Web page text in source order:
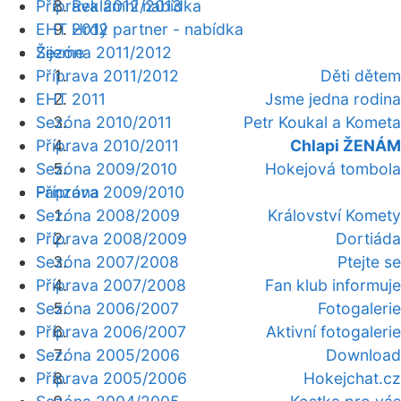
Reklamní nabídka
Hrdý partner - nabídka
Žijeme
Děti dětem
Jsme jedna rodina
Petr Koukal a Kometa
Chlapi ŽENÁM
Hokejová tombola
Fanzóna
Království Komety
Dortiáda
Ptejte se
Fan klub informuje
Fotogalerie
Aktivní fotogalerie
Download
Hokejchat.cz
Příprava 2012/2013
EHT 2012
Sezóna 2011/2012
Příprava 2011/2012
EHT 2011
Sezóna 2010/2011
Příprava 2010/2011
Sezóna 2009/2010
Příprava 2009/2010
Sezóna 2008/2009
Příprava 2008/2009
Sezóna 2007/2008
Příprava 2007/2008
Sezóna 2006/2007
Příprava 2006/2007
Sezóna 2005/2006
Příprava 2005/2006